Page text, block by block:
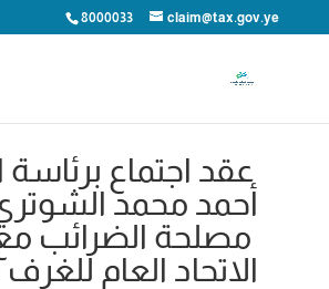
8000033 claim@tax.gov.ye
عقد اجتماع برئاسة
أحمد محمد
مصلحة الضرائب
الاتحاد العام للغرف